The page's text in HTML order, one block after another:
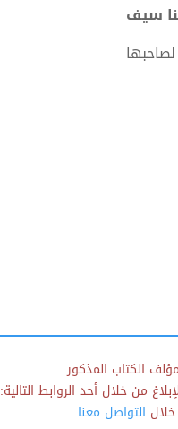
الكتاب المذكور.
من خلال أحد الروابط التالية:
التواصل معنا